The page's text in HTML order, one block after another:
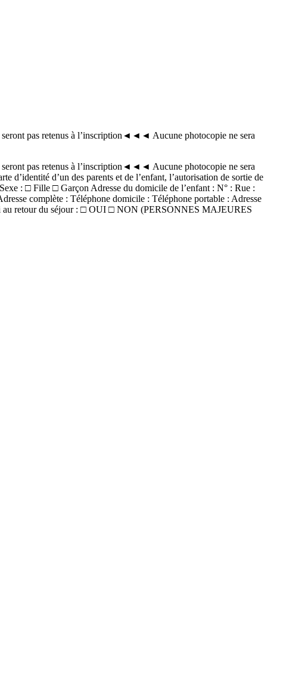
pas retenus à l’inscription◄◄◄ Aucune photocopie ne sera
pas retenus à l’inscription◄◄◄ Aucune photocopie ne sera
d’un des parents et de l’enfant, l’autorisation de sortie de
: □ Fille □ Garçon Adresse du domicile de l’enfant : N° : Rue :
complète : Téléphone domicile : Téléphone portable : Adresse
au retour du séjour : □ OUI □ NON (PERSONNES MAJEURES